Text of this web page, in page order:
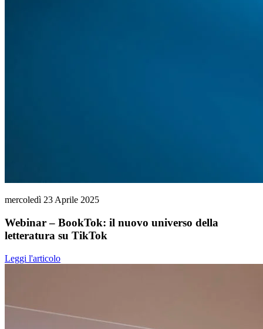
mercoledì 23 Aprile 2025
Webinar – BookTok: il nuovo universo della
letteratura su TikTok
Leggi l'articolo